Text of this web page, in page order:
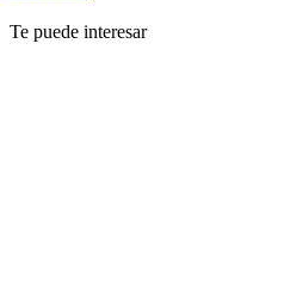
Te puede interesar